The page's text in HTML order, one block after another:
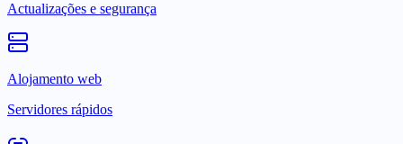
Actualizações e segurança
Alojamento web
Servidores rápidos